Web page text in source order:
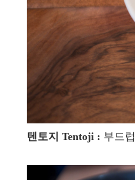
텐토지 Tentoji : 부드